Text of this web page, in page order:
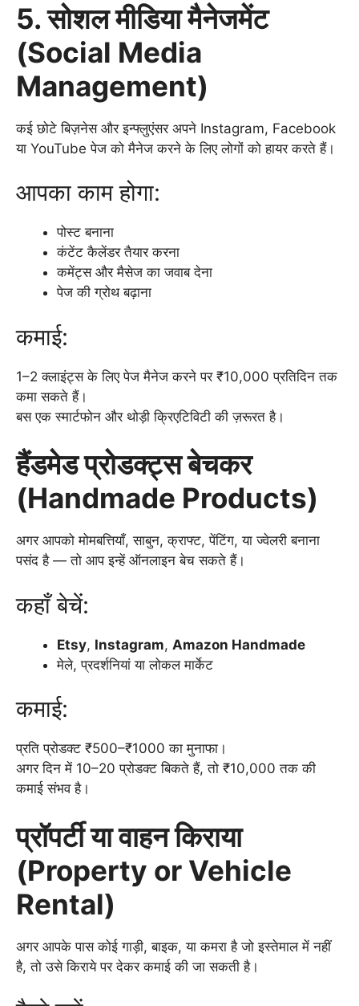
5. सोशल मीडिया मैनेजमेंट
(Social Media
Management)
कई छोटे बिज़नेस और इन्फ्लुएंसर अपने Instagram, Facebook
या YouTube पेज को मैनेज करने के लिए लोगों को हायर करते हैं।
आपका काम होगा:
पोस्ट बनाना
कंटेंट कैलेंडर तैयार करना
कमेंट्स और मैसेज का जवाब देना
पेज की ग्रोथ बढ़ाना
कमाई:
1–2 क्लाइंट्स के लिए पेज मैनेज करने पर ₹10,000 प्रतिदिन तक
कमा सकते हैं।
बस एक स्मार्टफोन और थोड़ी क्रिएटिविटी की ज़रूरत है।
हैंडमेड प्रोडक्ट्स बेचकर
(Handmade Products)
अगर आपको मोमबत्तियाँ, साबुन, क्राफ्ट, पेंटिंग, या ज्वेलरी बनाना
पसंद है — तो आप इन्हें ऑनलाइन बेच सकते हैं।
कहाँ बेचें:
Etsy, Instagram, Amazon Handmade
मेले, प्रदर्शनियां या लोकल मार्केट
कमाई:
प्रति प्रोडक्ट ₹500–₹1000 का मुनाफा।
अगर दिन में 10–20 प्रोडक्ट बिकते हैं, तो ₹10,000 तक की
कमाई संभव है।
प्रॉपर्टी या वाहन किराया
(Property or Vehicle
Rental)
अगर आपके पास कोई गाड़ी, बाइक, या कमरा है जो इस्तेमाल में नहीं
है, तो उसे किराये पर देकर कमाई की जा सकती है।